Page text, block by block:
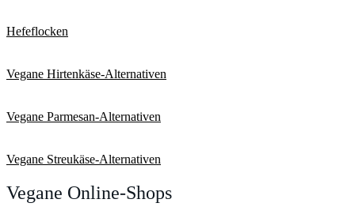
Hefeflocken
Vegane Hirtenkäse-Alternativen
Vegane Parmesan-Alternativen
Vegane Streukäse-Alternativen
Vegane Online-Shops